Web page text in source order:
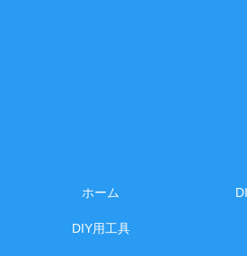
ホーム
DIY用工具